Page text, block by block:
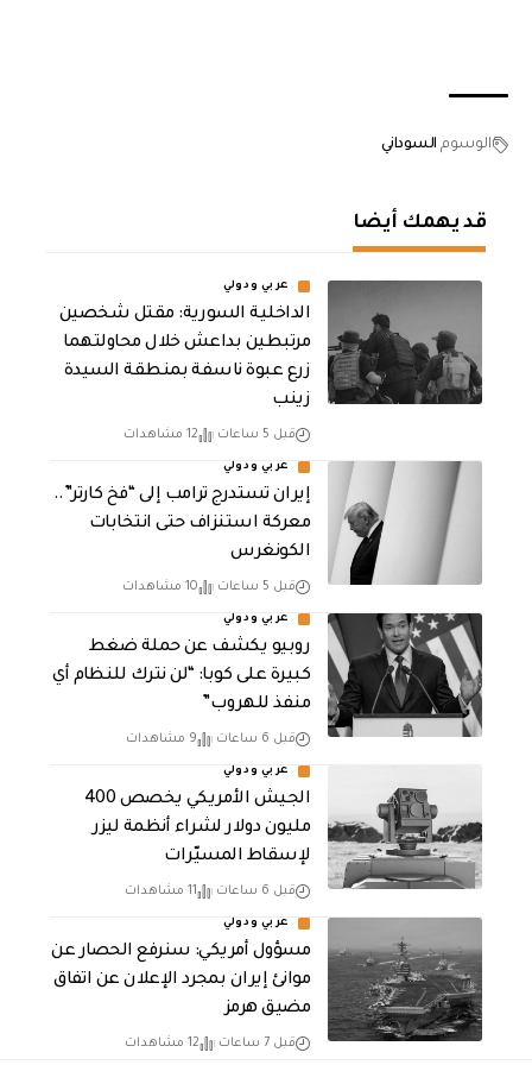
الوسوم السوداني
قد يهمك أيضا
عربي ودولي
الداخلية السورية: مقتل شخصين
مرتبطين بداعش خلال محاولتهما
زرع عبوة ناسفة بمنطقة السيدة
زينب
قبل 5 ساعات 12 مشاهدات
عربي ودولي
إيران تستدرج ترامب إلى “فخ كارتر”..
معركة استنزاف حتى انتخابات
الكونغرس
قبل 5 ساعات 10 مشاهدات
عربي ودولي
روبيو يكشف عن حملة ضغط
كبيرة على كوبا: “لن نترك للنظام أي
منفذ للهروب”
قبل 6 ساعات 9 مشاهدات
عربي ودولي
الجيش الأمريكي يخصص 400
مليون دولار لشراء أنظمة ليزر
لإسقاط المسيّرات
قبل 6 ساعات 11 مشاهدات
عربي ودولي
مسؤول أمريكي: سنرفع الحصار عن
موانئ إيران بمجرد الإعلان عن اتفاق
مضيق هرمز
قبل 7 ساعات 12 مشاهدات